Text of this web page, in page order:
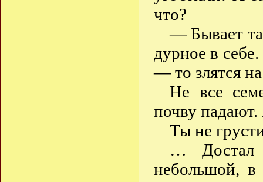
что?
— Бывает
дурное в
— то злятся
Не все
почву
Ты не
… Достал
небольшой, в